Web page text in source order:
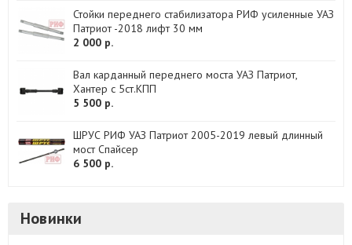
Стойки переднего стабилизатора РИФ усиленные УАЗ
Патриот -2018 лифт 30 мм
2 000 р.
Вал карданный переднего моста УАЗ Патриот,
Хантер с 5ст.КПП
5 500 р.
ШРУС РИФ УАЗ Патриот 2005-2019 левый длинный
мост Спайсер
6 500 р.
Новинки